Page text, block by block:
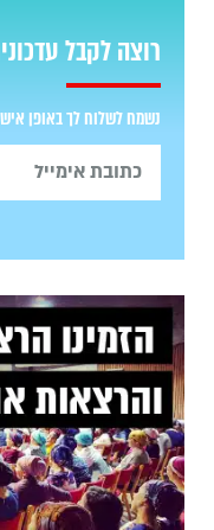
רוצה לקבל
נשמח לשלוח לך באופן